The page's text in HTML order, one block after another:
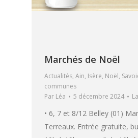
Marchés de Noël
Actualités, Ain, Isère, Noël,
communes
Par Léa 5 décembre 2024
• 6, 7 et 8/12 Belley (01)
Terreaux. Entrée gratuite,